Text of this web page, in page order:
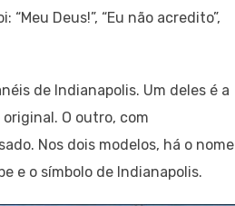
Deus!”, “Eu não acredito”,
de Indianapolis. Um deles é a
O outro, com
Nos dois modelos, há o nome
e o símbolo de Indianapolis.